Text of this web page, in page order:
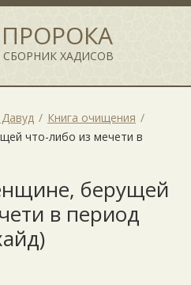
ХАДИСОВ
Книга очищения
что-либо из мечети в
берущей
в период